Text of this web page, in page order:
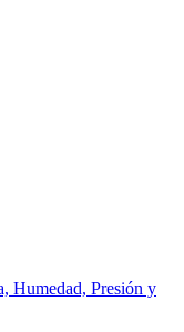
Humedad, Presión y